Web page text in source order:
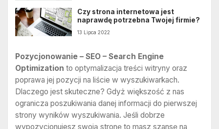
Czy strona internetowa jest
naprawdę potrzebna Twojej firmie?
13 Lipca 2022
Pozycjonowanie – SEO – Search Engine
Optimization to optymalizacja treści witryny oraz
poprawa jej pozycji na liście w wyszukiwarkach.
Dlaczego jest skuteczne? Gdyż większość z nas
ogranicza poszukiwania danej informacji do pierwszej
strony wyników wyszukiwania. Jeśli dobrze
wypozycjonujesz swoją stronę to masz szansę na